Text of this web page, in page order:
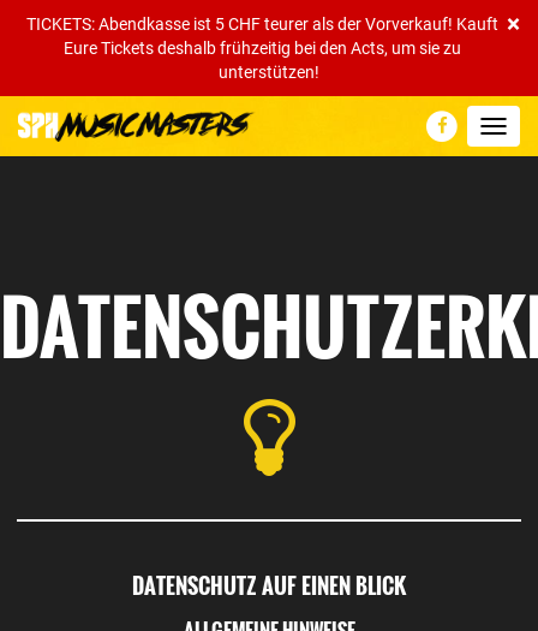
×
TICKETS: Abendkasse ist 5 CHF teurer als der Vorverkauf! Kauft
Eure Tickets deshalb frühzeitig bei den Acts, um sie zu
unterstützen!
DATENSCHUTZ AUF EINEN BLICK